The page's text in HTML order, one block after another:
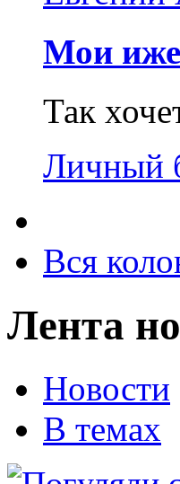
Мои
Так
Личный
Вся
Лента
Новости
В темах